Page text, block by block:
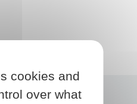
cookies and
over what